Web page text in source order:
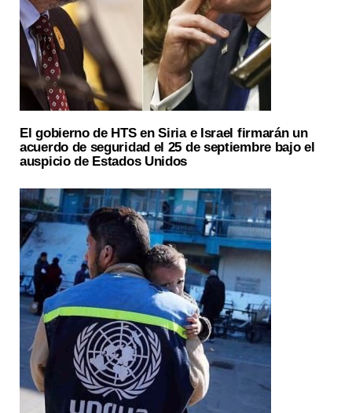
El gobierno de HTS en Siria e Israel firmarán un
acuerdo de seguridad el 25 de septiembre bajo el
auspicio de Estados Unidos